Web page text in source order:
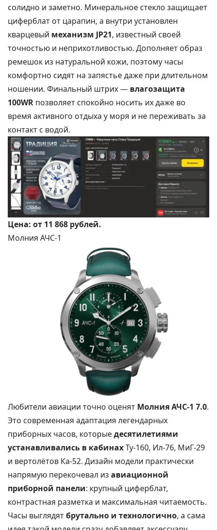
солидно и заметно. Минеральное стекло защищает
циферблат от царапин, а внутри установлен
кварцевый механизм JP21, известный своей
точностью и неприхотливостью. Дополняет образ
ремешок из натуральной кожи, поэтому часы
комфортно сидят на запястье даже при длительном
ношении. Финальный штрих — влагозащита
100WR позволяет спокойно носить их даже во
время активного отдыха у моря и не переживать за
контакт с водой.
Цена: от 11 868 рублей.
Молния АЧС‑1
Любители авиации точно оценят Молния АЧС‑1 7.0.
Это современная адаптация легендарных
приборных часов, которыедесятилетиями
устанавливались в кабинахТу‑160, Ил‑76, МиГ‑29
и вертолётов Ка‑52. Дизайн модели практически
напрямую перекочевал из авиационной
приборной панели: крупный циферблат,
контрастная разметка и максимальная читаемость.
Часы выглядятбрутально и технологично, а сама